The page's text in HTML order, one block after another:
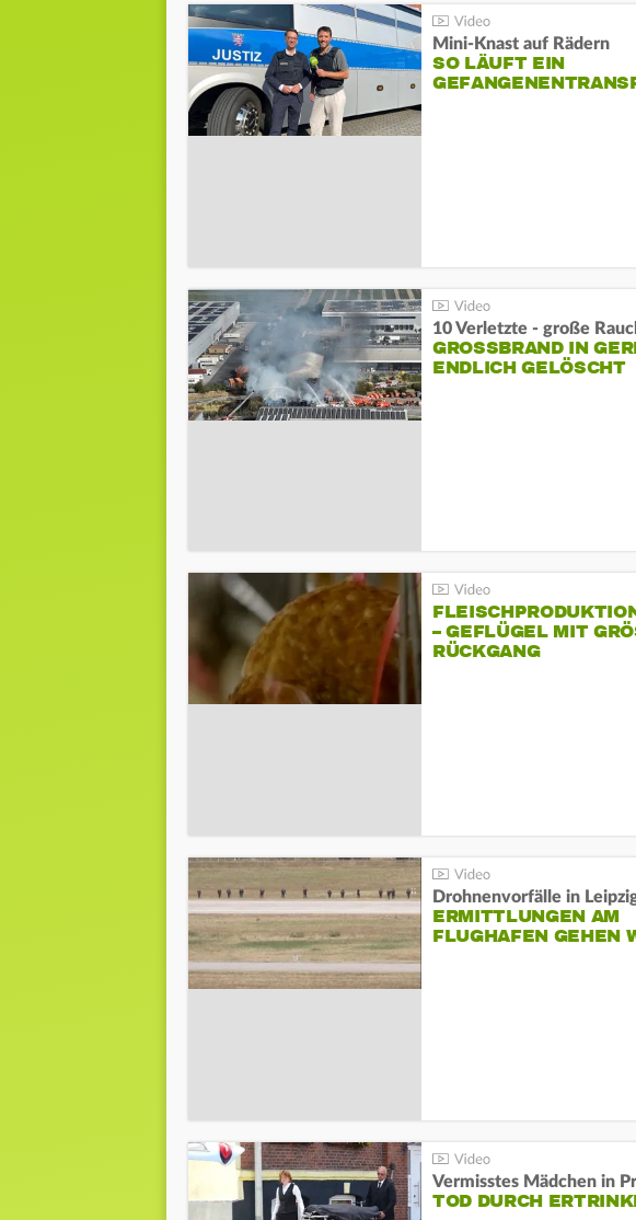
Mini-Knast auf Rädern
SO LÄUFT EIN
10 Verletzte - große
GROSSBRAND IN
NDLICH GELÖSCHT
– GEFLÜGEL MIT
ÜCKGANG
Drohnenvorfälle in
ERMITTLUNGEN AM
FLUGHAFEN GEHEN
Vermisstes Mädchen in
TOD DURCH